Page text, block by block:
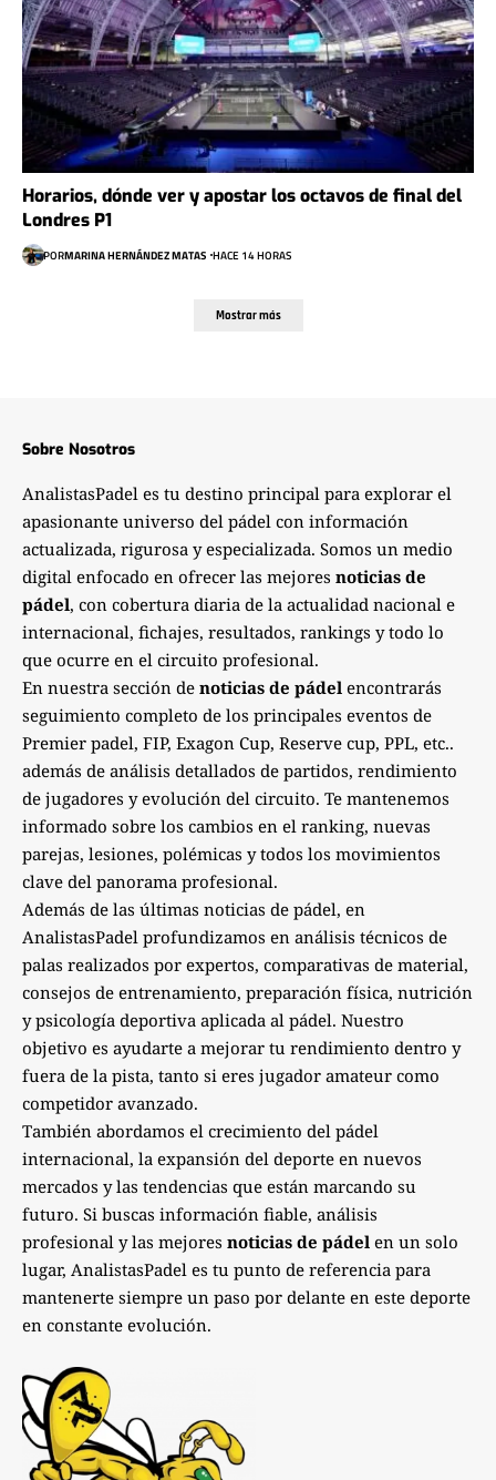
Horarios, dónde ver y apostar los octavos de final del
Londres P1
PORMARINA HERNÁNDEZ MATAS HACE 14 HORAS
Mostrar más
Sobre Nosotros
AnalistasPadel es tu destino principal para explorar el
apasionante universo del pádel con información
actualizada, rigurosa y especializada. Somos un medio
digital enfocado en ofrecer las mejores noticias de
pádel, con cobertura diaria de la actualidad nacional e
internacional, fichajes, resultados, rankings y todo lo
que ocurre en el circuito profesional.
En nuestra sección de noticias de pádel encontrarás
seguimiento completo de los principales eventos de
Premier padel, FIP, Exagon Cup, Reserve cup, PPL, etc..
además de análisis detallados de partidos, rendimiento
de jugadores y evolución del circuito. Te mantenemos
informado sobre los cambios en el ranking, nuevas
parejas, lesiones, polémicas y todos los movimientos
clave del panorama profesional.
Además de las últimas noticias de pádel, en
AnalistasPadel profundizamos en análisis técnicos de
palas realizados por expertos, comparativas de material,
consejos de entrenamiento, preparación física, nutrición
y psicología deportiva aplicada al pádel. Nuestro
objetivo es ayudarte a mejorar tu rendimiento dentro y
fuera de la pista, tanto si eres jugador amateur como
competidor avanzado.
También abordamos el crecimiento del pádel
internacional, la expansión del deporte en nuevos
mercados y las tendencias que están marcando su
futuro. Si buscas información fiable, análisis
profesional y las mejores noticias de pádel en un solo
lugar, AnalistasPadel es tu punto de referencia para
mantenerte siempre un paso por delante en este deporte
en constante evolución.